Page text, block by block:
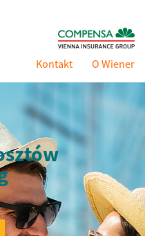
Kontakt O Wiener